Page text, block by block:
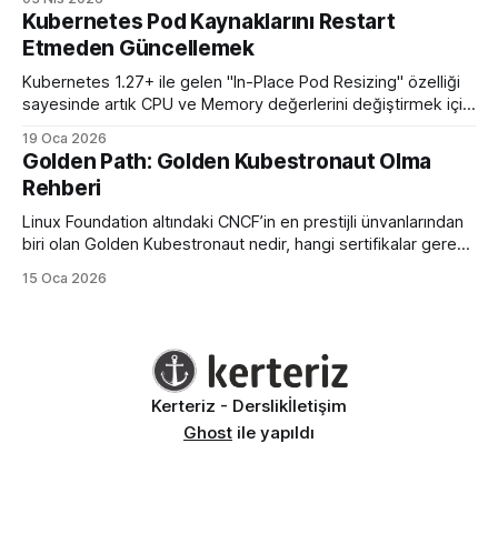
Kubernetes Pod Kaynaklarını Restart
Etmeden Güncellemek
Kubernetes 1.27+ ile gelen "In-Place Pod Resizing" özelliği
sayesinde artık CPU ve Memory değerlerini değiştirmek için
19 Oca 2026
Golden Path: Golden Kubestronaut Olma
Rehberi
Linux Foundation altındaki CNCF’in en prestijli ünvanlarından
biri olan Golden Kubestronaut nedir, hangi sertifikalar gerekir
Golden Kubestronaut’undan adım adım başarı rehberi.
15 Oca 2026
Kerteriz - Derslikİletişim
Ghost ile yapıldı